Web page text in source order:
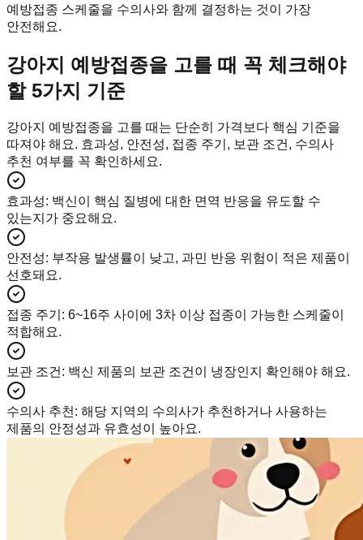
예방접종 스케줄을 수의사와 함께 결정하는 것이 가장
안전해요.
강아지 예방접종을 고를 때 꼭 체크해야
할 5가지 기준
강아지 예방접종을 고를 때는 단순히 가격보다 핵심 기준을
따져야 해요. 효과성, 안전성, 접종 주기, 보관 조건, 수의사
추천 여부를 꼭 확인하세요.
효과성: 백신이 핵심 질병에 대한 면역 반응을 유도할 수
있는지가 중요해요.
안전성: 부작용 발생률이 낮고, 과민 반응 위험이 적은 제품이
선호돼요.
접종 주기 : 6~16주 사이에 3차 이상 접종이 가능한 스케줄이
적합해요.
보관 조건: 백신 제품의 보관 조건이 냉장인지 확인해야 해요.
수의사 추천: 해당 지역의 수의사가 추천하거나 사용하는
제품의 안정성과 유효성이 높아요.